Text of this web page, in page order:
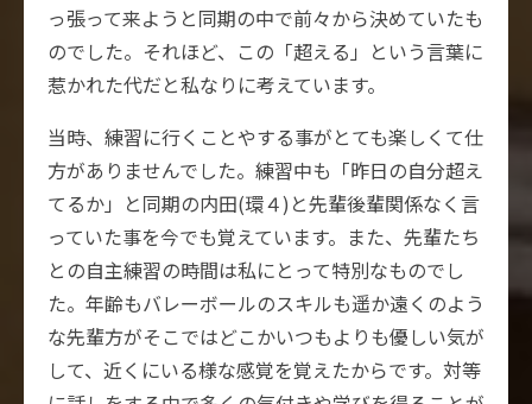
っ張って来ようと同期の中で前々から決めていたも
のでした。それほど、この「超える」という言葉に
惹かれた代だと私なりに考えています。
当時、練習に行くことやする事がとても楽しくて仕
方がありませんでした。練習中も「昨日の自分超え
てるか」と同期の内田(環４)と先輩後輩関係なく言
っていた事を今でも覚えています。また、先輩たち
との自主練習の時間は私にとって特別なものでし
た。年齢もバレーボールのスキルも遥か遠くのよう
な先輩方がそこではどこかいつもよりも優しい気が
して、近くにいる様な感覚を覚えたからです。対等